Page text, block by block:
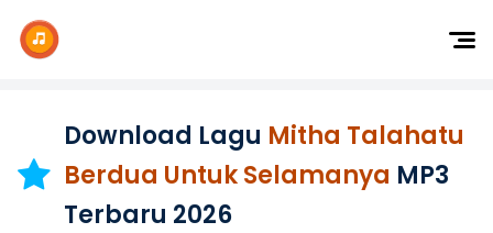
Dangdut
Indonesia
Download Lagu Mitha Talahatu
Berdua Untuk Selamanya MP3
Terbaru 2026